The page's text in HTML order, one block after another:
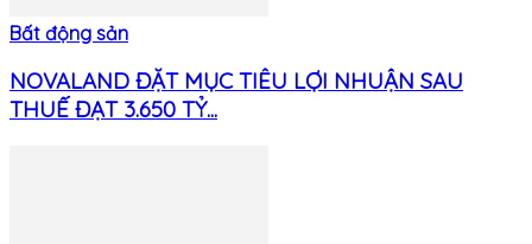
Bất động sản
NOVALAND ĐẶT MỤC TIÊU LỢI NHUẬN SAU
THUẾ ĐẠT 3.650 TỶ...